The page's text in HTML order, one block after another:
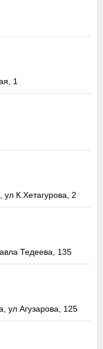
1
К.Хетагурова, 2
Тедеева, 135
ул Агузарова, 125